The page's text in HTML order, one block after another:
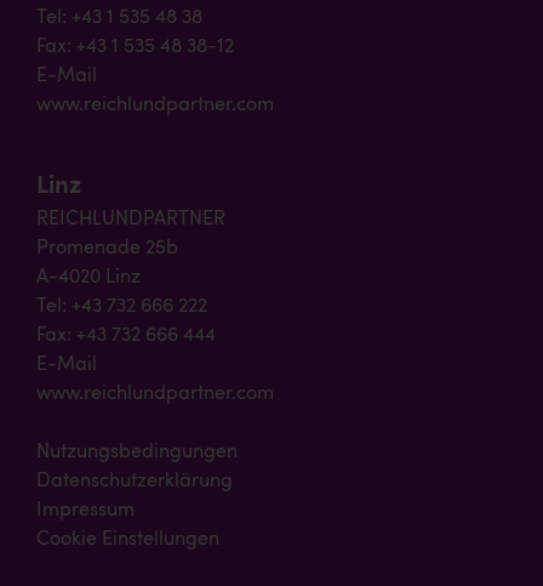
Tel: +43 1 535 48 38
Fax: +43 1 535 48 38-12
E-Mail
www.reichlundpartner.com
Linz
REICHLUNDPARTNER
Promenade 25b
A-4020 Linz
Tel: +43 732 666 222
Fax: +43 732 666 444
E-Mail
www.reichlundpartner.com
Nutzungsbedingungen
Datenschutzerklärung
Impressum
Cookie Einstellungen